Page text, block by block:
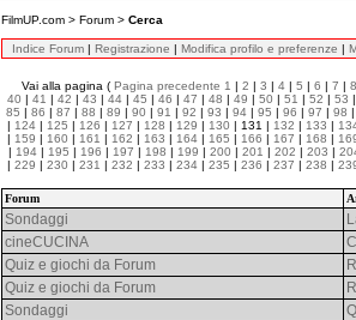
FilmUP.com > Forum > Cerca
Indice Forum | Registrazione | Modifica profilo e preferenze |
Vai alla pagina ( Pagina precedente 1 | 2 | 3 | 4 | 5 | 6 | 7 | 8
40 | 41 | 42 | 43 | 44 | 45 | 46 | 47 | 48 | 49 | 50 | 51 | 52 | 53 |
85 | 86 | 87 | 88 | 89 | 90 | 91 | 92 | 93 | 94 | 95 | 96 | 97 | 98 |
| 124 | 125 | 126 | 127 | 128 | 129 | 130 | 131 | 132 | 133 |
| 159 | 160 | 161 | 162 | 163 | 164 | 165 | 166 | 167 | 168 |
| 194 | 195 | 196 | 197 | 198 | 199 | 200 | 201 | 202 | 203 |
| 229 | 230 | 231 | 232 | 233 | 234 | 235 | 236 | 237 | 238 |
Forum
Sondaggi
cineCUCINA
Quiz e giochi da Forum
Quiz e giochi da Forum
Sondaggi